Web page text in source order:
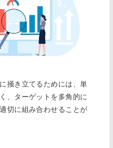
掻き立てるためには、単
、ターゲットを多角的に
切に組み合わせることが